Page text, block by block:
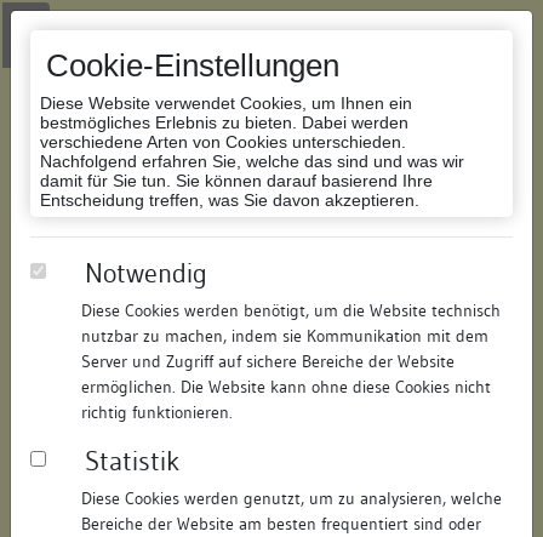
Cookie-Einstellungen
Diese Website verwendet Cookies, um Ihnen ein
bestmögliches Erlebnis zu bieten. Dabei werden
verschiedene Arten von Cookies unterschieden.
Nachfolgend erfahren Sie, welche das sind und was wir
damit für Sie tun. Sie können darauf basierend Ihre
Entscheidung treffen, was Sie davon akzeptieren.
Notwendig
Diese Cookies werden benötigt, um die Website technisch
nutzbar zu machen, indem sie Kommunikation mit dem
Server und Zugriff auf sichere Bereiche der Website
ermöglichen. Die Website kann ohne diese Cookies nicht
richtig funktionieren.
Statistik
Diese Cookies werden genutzt, um zu analysieren, welche
Bereiche der Website am besten frequentiert sind oder
Zur Navigation springen
Zum Inhalt der Website springen
Datenbank Bauforschung/Restaurierung
Proviantamt
103916829921/ Datum: 06.02.2023
Datenbestand:
Bauforschung
Objektdaten